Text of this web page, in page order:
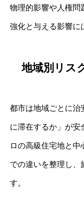
物理的影響や人権問
強化と与える影響に
地域別リス
都市は地域ごとに治
に滞在するか」が安
ロの高級住宅地と
での違いを整理し、
す。